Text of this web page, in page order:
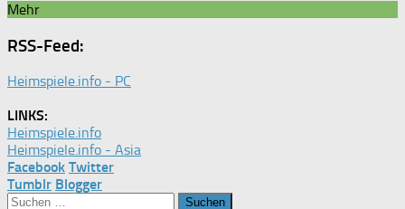
Mehr
RSS-Feed:
Heimspiele.info - PC
LINKS:
Heimspiele.info
Heimspiele.info - Asia
Facebook Twitter
Tumblr Blogger
Suchen